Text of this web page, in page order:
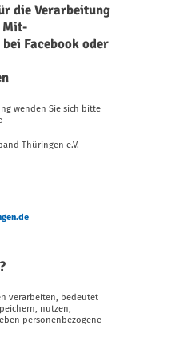
die Verarbeitung
Mit-
Facebook oder
wenden Sie sich bitte
Thüringen e.V.
verarbeiten, bedeutet
nutzen,
personenbezogene